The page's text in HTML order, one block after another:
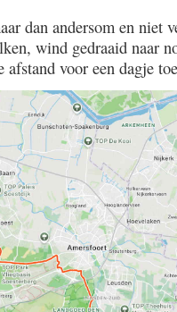
/
1.00
dan andersom en niet
wind gedraaid naar
voor een dagje